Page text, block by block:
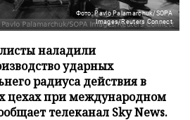
Фото: Pavlo Palamarchuk/SOPA
Images/Reuters Connect
наладили
ударных
радиуса действия в
цехах при международном
телеканал Sky News.